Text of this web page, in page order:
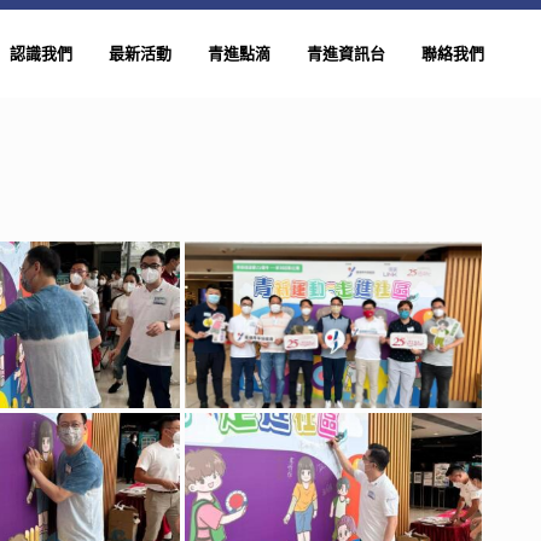
認識我們 最新活動 青進點滴 青進資訊台 聯絡我們